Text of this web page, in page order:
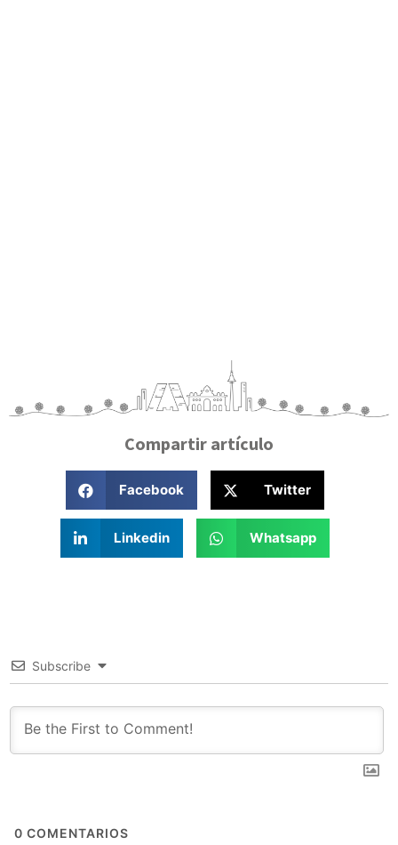
Compartir artículo
Facebook Twitter
Linkedin Whatsapp
Subscribe
0 COMENTARIOS